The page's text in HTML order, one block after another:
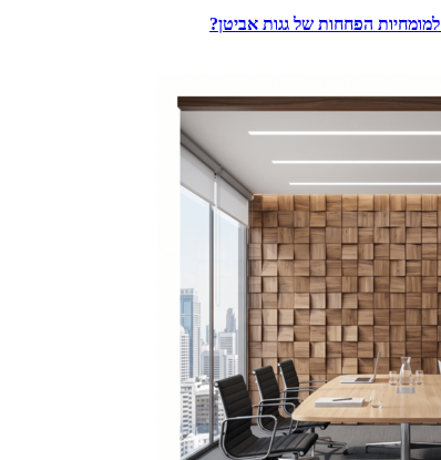
הפחחות של גגות אביטן?